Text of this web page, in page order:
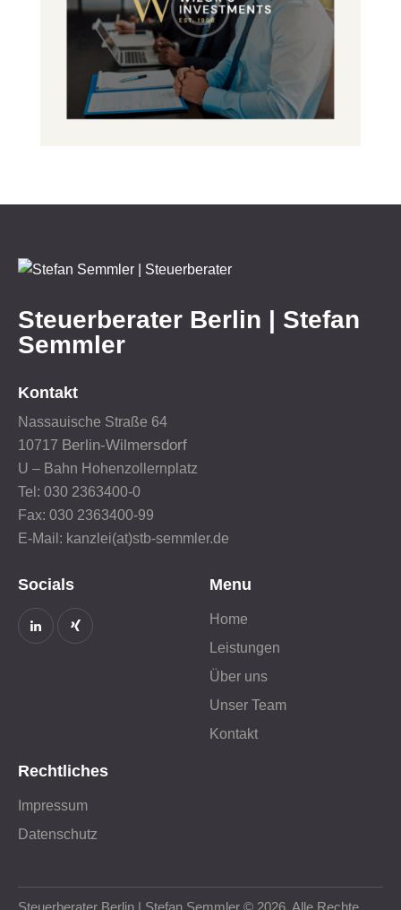
Steuerberater Berlin | Stefan
Semmler
Kontakt
Nassauische Straße 64
10717 Berlin-Wilmersdorf
U – Bahn Hohenzollernplatz
Tel: 030 2363400-0
Fax: 030 2363400-99
E-Mail: kanzlei(at)stb-semmler.de
Socials Menu
Home
Leistungen
Über uns
Unser Team
Kontakt
Rechtliches
Impressum
Datenschutz